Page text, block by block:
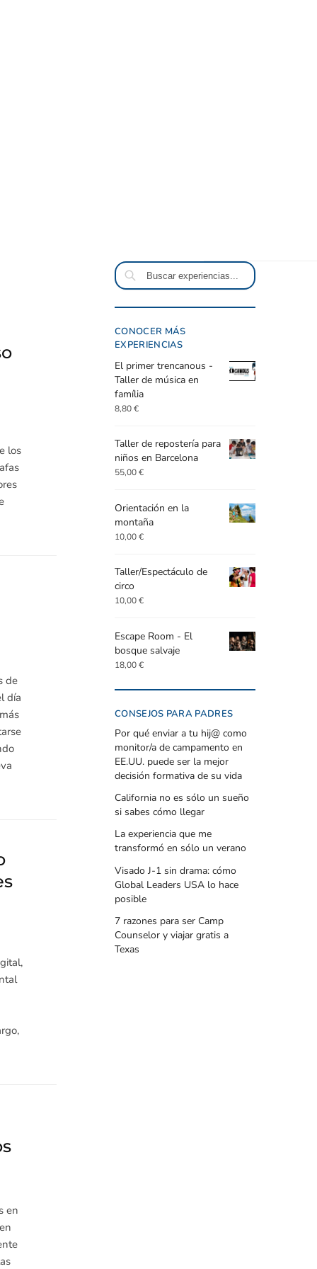
los
de
día
en
Buscar
CONOCER MÁS
EXPERIENCIAS
El primer trencanous -
Taller de música en
família
8,80€
Taller de repostería para
niños en Barcelona
55,00€
Orientación en la
montaña
10,00€
Taller/Espectáculo de
circo
10,00€
Escape Room - El
bosque salvaje
18,00€
CONSEJOS PARA PADRES
Por qué enviar a tu hij@ como
monitor/a de campamento en
EE.UU. puede ser la mejor
decisión formativa de su vida
California no es sólo un sueño
si sabes cómo llegar
La experiencia que me
transformó en sólo un verano
Visado J-1 sin drama: cómo
Global Leaders USA lo hace
posible
7 razones para ser Camp
Counselor y viajar gratis a
Texas